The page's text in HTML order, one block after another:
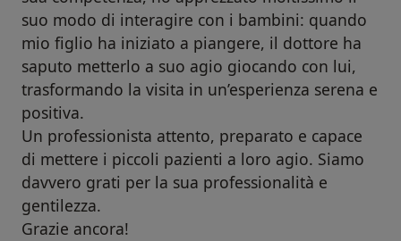
suo modo di interagire con i bambini: quando
mio figlio ha iniziato a piangere, il dottore ha
saputo metterlo a suo agio giocando con lui,
trasformando la visita in un’esperienza serena e
positiva.
Un professionista attento, preparato e capace
di mettere i piccoli pazienti a loro agio. Siamo
davvero grati per la sua professionalità e
gentilezza.
Grazie ancora!